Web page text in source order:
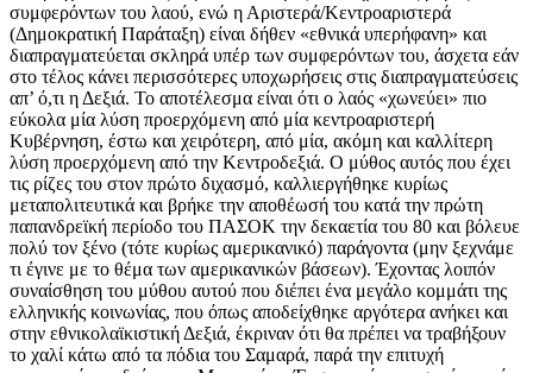
συμφερόντων του λαού, ενώ η Αριστερά/Κεντροαριστερά
(Δημοκρατική Παράταξη) είναι δήθεν «εθνικά υπερήφανη» και
διαπραγματεύεται σκληρά υπέρ των συμφερόντων του, άσχετα εάν
στο τέλος κάνει περισσότερες υποχωρήσεις στις διαπραγματεύσεις
απ’ ό,τι η Δεξιά. Το αποτέλεσμα είναι ότι ο λαός «χωνεύει» πιο
εύκολα μία λύση προερχόμενη από μία κεντροαριστερή
Κυβέρνηση, έστω και χειρότερη, από μία, ακόμη και καλλίτερη
λύση προερχόμενη από την Κεντροδεξιά. Ο μύθος αυτός που έχει
τις ρίζες του στον πρώτο διχασμό, καλλιεργήθηκε κυρίως
μεταπολιτευτικά και βρήκε την αποθέωσή του κατά την πρώτη
παπανδρεϊκή περίοδο του ΠΑΣΟΚ την δεκαετία του 80 και βόλευε
πολύ τον ξένο (τότε κυρίως αμερικανικό) παράγοντα (μην ξεχνάμε
τι έγινε με το θέμα των αμερικανικών βάσεων). Έχοντας λοιπόν
συναίσθηση του μύθου αυτού που διέπει ένα μεγάλο κομμάτι της
ελληνικής κοινωνίας, που όπως αποδείχθηκε αργότερα ανήκει και
στην εθνικολαϊκιστική Δεξιά, έκριναν ότι θα πρέπει να τραβήξουν
το χαλί κάτω από τα πόδια του Σαμαρά, παρά την επιτυχή